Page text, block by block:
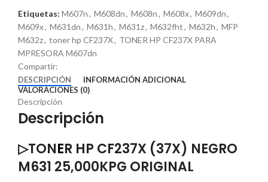
Etiquetas: M607n, M608dn, M608n, M608x, M609dn,
M609x, M631dn, M631h, M631z, M632fht, M632h, MFP
M632z, toner hp CF237X, TONER HP CF237X PARA
MPRESORA M607dn
Compartir:
DESCRIPCIÓN
INFORMACIÓN ADICIONAL
VALORACIONES (0)
Descripción
Descripción
▷TONER HP CF237X (37X) NEGRO
M631 25,000KPG ORIGINAL